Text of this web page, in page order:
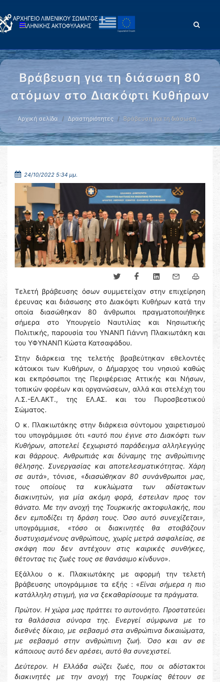
Βράβευση για τη διάσωση 80
ατόμων στο Διακόφτι Κυθήρων
Αρχική σελίδα Δραστηριότητες Βράβευση για τη διάσωση …
24/10/2022 5:34 μμ.
Τελετή βράβευσης όσων συμμετείχαν στην επιχείρηση
έρευνας και διάσωσης στο Διακόφτι Κυθήρων κατά την
οποία διασώθηκαν 80 άνθρωποι πραγματοποιήθηκε
σήμερα στο Υπουργείο Ναυτιλίας και Νησιωτικής
Πολιτικής, παρουσία του ΥΝΑΝΠ Γιάννη Πλακιωτάκη και
του ΥΦΥΝΑΝΠ Κώστα Κατσαφάδου.
Στην διάρκεια της τελετής βραβεύτηκαν εθελοντές
κάτοικοι των Κυθήρων, ο Δήμαρχος του νησιού καθώς
και εκπρόσωποι της Περιφέρειας Αττικής και Νήσων,
τοπικών φορέων και οργανώσεων, αλλά και στελέχη του
Λ.Σ.-ΕΛ.ΑΚΤ., της ΕΛ.ΑΣ. και του Πυροσβεστικού
Σώματος.
Ο κ. Πλακιωτάκης στην διάρκεια σύντομου χαιρετισμού
του υπογράμμισε ότι «αυτό που έγινε στο Διακόφτι των
Κυθήρων, αποτελεί ξεχωριστό παράδειγμα αλληλεγγύης
και θάρρους. Ανθρωπιάς και δύναμης της ανθρώπινης
θέλησης. Συνεργασίας και αποτελεσματικότητας. Χάρη
σε αυτά», τόνισε, «διασώθηκαν 80 συνάνθρωποι μας,
τους οποίους τα κυκλώματα των αδίστακτων
διακινητών, για μία ακόμη φορά, έστειλαν προς τον
θάνατο. Με την ανοχή της Τουρκικής ακτοφυλακής, που
δεν εμποδίζει τη δράση τους. Όσο αυτό συνεχίζεται»,
υπογράμμισε, «τόσο οι διακινητές θα στοιβάζουν
δυστυχισμένους ανθρώπους, χωρίς μετρά ασφαλείας, σε
σκάφη που δεν αντέχουν στις καιρικές συνθήκες,
θέτοντας τις ζωές τους σε θανάσιμο κίνδυνο».
Εξάλλου ο κ. Πλακιωτάκης με αφορμή την τελετή
βράβευσης υπογράμμισε τα εξής : «Είναι σήμερα η πιο
κατάλληλη στιγμή, για να ξεκαθαρίσουμε τα πράγματα.
Πρώτον. Η χώρα μας πράττει το αυτονόητο. Προστατεύει
τα θαλάσσια σύνορα της. Ενεργεί σύμφωνα με το
διεθνές δίκαιο, με σεβασμό στα ανθρώπινα δικαιώματα,
με σεβασμό στην ανθρώπινη ζωή. Όσο και αν σε
κάποιους αυτό δεν αρέσει, αυτό θα συνεχιστεί.
Δεύτερον. Η Ελλάδα σώζει ζωές, που οι αδίστακτοι
διακινητές με την ανοχή της Τουρκίας θέτουν σε